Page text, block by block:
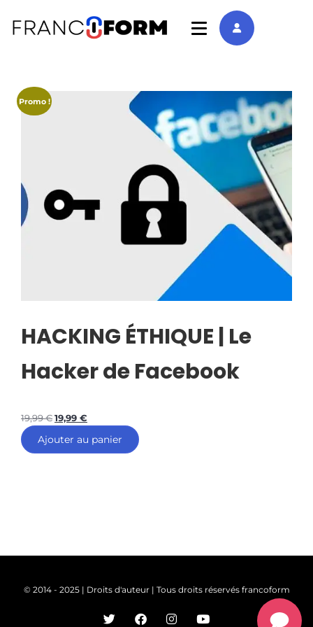
Promo !
HACKING ÉTHIQUE | Le
Hacker de Facebook
19,99€19,99 €
Ajouter au panier
© 2014 - 2025 | Droits d'auteur | Tous droits réservés francoform